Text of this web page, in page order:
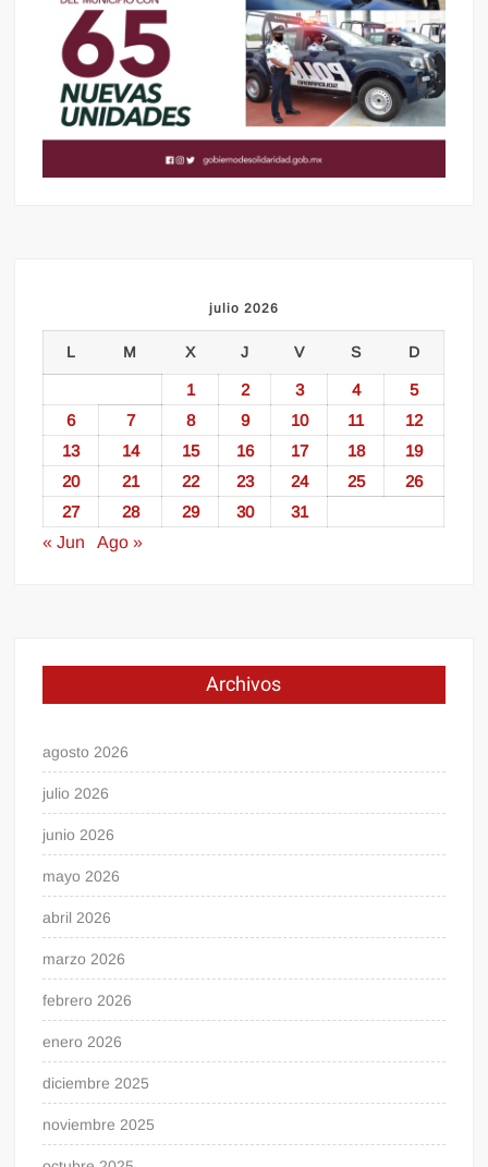
julio 2026
L M X J V S D
1 2 3 4
5
6
7 8 9 10 11
12
13
14 15 16 17 18
19
20
21 22 23 24 25
26
27
28 29 30
31
« Jun
Ago »
Archivos
agosto 2026
julio 2026
junio 2026
mayo 2026
abril 2026
marzo 2026
febrero 2026
enero 2026
diciembre 2025
noviembre 2025